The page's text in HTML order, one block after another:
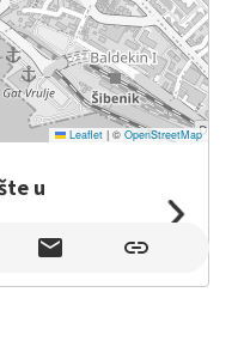
Leaflet |© OpenStreetMap
u
Šibenik